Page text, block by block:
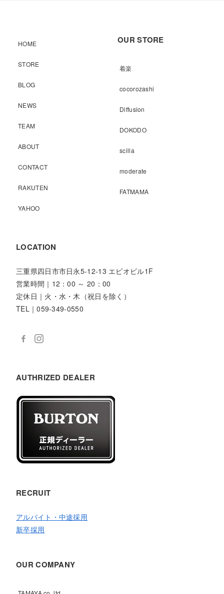
HOME
STORE
BLOG
NEWS
TEAM
ABOUT
CONTACT
RAKUTEN
YAHOO
OUR STORE
着楽
cocorozashi
Diffusion
DOKODO
scilla
moderate
FATMAMA
LOCATION
三重県四日市市日永5-12-13 エビオビル1F
営業時間｜12：00 ～ 20：00
定休日｜火・水・木（祝日を除く）
TEL｜059-349-0550
AUTHRIZED DEALER
RECRUIT
アルバイト・中途採用
新卒採用
OUR COMPANY